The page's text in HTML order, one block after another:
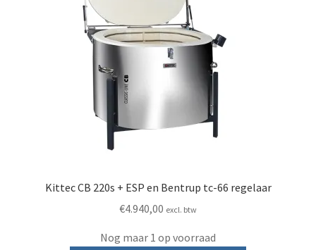
Kittec CB 220s + ESP en Bentrup tc-66 regelaar
€4.940,00 excl. btw
Nog maar 1 op voorraad